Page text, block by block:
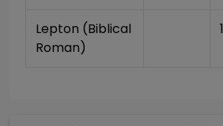
Lepton (Biblical
Roman)